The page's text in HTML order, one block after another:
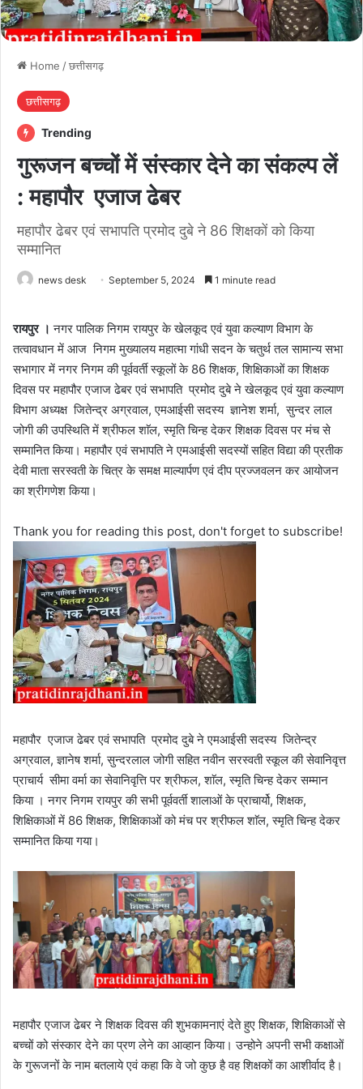
Home /छत्तीसगढ़
छत्तीसगढ़
Trending
गुरूजन बच्चों में संस्कार देने का संकल्प लें
: महापौर एजाज ढेबर
महापौर ढेबर एवं सभापति प्रमोद दुबे ने 86 शिक्षकों काे किया
सम्मानित
news desk September 5, 2024 1 minute read
रायपुर । नगर पालिक निगम रायपुर के खेलकूद एवं युवा कल्याण विभाग के
तत्वावधान में आज निगम मुख्यालय महात्मा गांधी सदन के चतुर्थ तल सामान्य सभा
सभागार में नगर निगम की पूर्ववर्ती स्कूलों के 86 शिक्षक, शिक्षिकाओं का शिक्षक
दिवस पर महापौर एजाज ढेबर एवं सभापति प्रमोद दुबे ने खेलकूद एवं युवा कल्याण
विभाग अध्यक्ष जितेन्द्र अग्रवाल, एमआईसी सदस्य ज्ञानेश शर्मा, सुन्दर लाल
जोगी की उपस्थिति में श्रीफल शाॅल, स्मृति चिन्ह देकर शिक्षक दिवस पर मंच से
सम्मानित किया। महापौर एवं सभापति ने एमआईसी सदस्यों सहित विद्या की प्रतीक
देवी माता सरस्वती के चित्र के समक्ष माल्यार्पण एवं दीप प्रज्जवलन कर आयोजन
का श्रीगणेश किया।
Thank you for reading this post, don't forget to subscribe!
महापौर एजाज ढेबर एवं सभापति प्रमोद दुबे ने एमआईसी सदस्य जितेन्द्र
अग्रवाल, ज्ञानेष शर्मा, सुन्दरलाल जोगी सहित नवीन सरस्वती स्कूल की सेवानिवृत्त
प्राचार्य सीमा वर्मा का सेवानिवृत्ति पर श्रीफल, शाॅल, स्मृति चिन्ह देकर सम्मान
किया । नगर निगम रायपुर की सभी पूर्ववर्ती शालाओं के प्राचार्यो, शिक्षक,
शिक्षिकाओं में 86 शिक्षक, शिक्षिकाओं को मंच पर श्रीफल शाॅल, स्मृति चिन्ह देकर
सम्मानित किया गया।
महापौर एजाज ढेबर ने शिक्षक दिवस की शुभकामनाएं देते हुए शिक्षक, शिक्षिकाओं से
बच्चों को संस्कार देने का प्रण लेने का आव्हान किया। उन्होने अपनी सभी कक्षाओं
के गुरूजनों के नाम बतलाये एवं कहा कि वे जो कुछ है वह शिक्षकों का आशीर्वाद है।